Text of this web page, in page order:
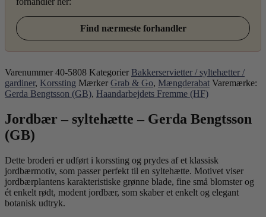
Find nærmeste forhandler
Varenummer 40-5808 Kategorier Bakkerservietter / syltehætter /
gardiner, Korssting Mærker Grab & Go, Mængderabat Varemærke:
Gerda Bengtsson (GB), Haandarbejdets Fremme (HF)
Jordbær – syltehætte – Gerda Bengtsson
(GB)
Dette broderi er udført i korssting og prydes af et klassisk
jordbærmotiv, som passer perfekt til en syltehætte. Motivet viser
jordbærplantens karakteristiske grønne blade, fine små blomster og
ét enkelt rødt, modent jordbær, som skaber et enkelt og elegant
botanisk udtryk.